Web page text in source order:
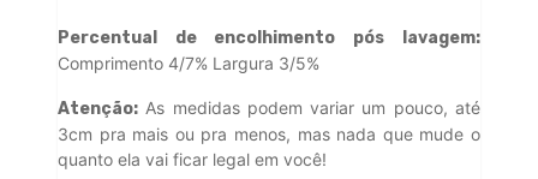
Percentual de encolhimento pós lavagem:
Comprimento 4/7% Largura 3/5%
Atenção: As medidas podem variar um pouco, até
3cm pra mais ou pra menos, mas nada que mude o
quanto ela vai ficar legal em você!